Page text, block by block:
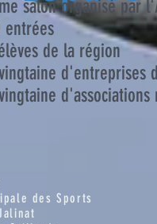
salon organisé par
de la région
d'entreprises
d'associations
des Sports